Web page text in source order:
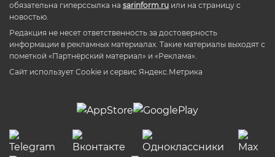
обязательна гиперссылка на sarinform.ru или на страницу с
новостью.
Редакция не несет ответственность за достоверность
информации в рекламных материалах. Такие материалы выходят с
пометкой «Партнёрский материал» и «Реклама».
Сайт использует Cookie и сервиc Яндекс.Метрика